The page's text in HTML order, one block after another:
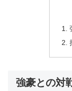
強豪との対